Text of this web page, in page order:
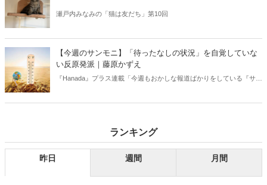
瀬戸内みなみの「猫は友だち」第10回
【今週のサンモニ】「待ったなしの状況」を自覚していな
い反原発派｜藤原かずえ
『Hanada』プラス連載「今週もおかしな報道ばかりをしている『サン
ランキング
昨日 週間 月間